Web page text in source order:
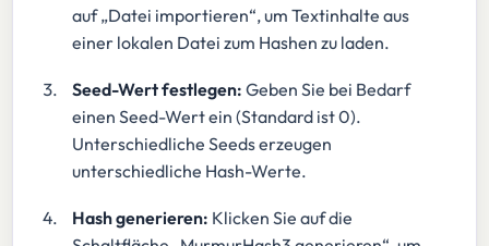
auf „Datei importieren“, um Textinhalte aus
einer lokalen Datei zum Hashen zu laden.
Seed-Wert festlegen: Geben Sie bei Bedarf
einen Seed-Wert ein (Standard ist 0).
Unterschiedliche Seeds erzeugen
unterschiedliche Hash-Werte.
Hash generieren: Klicken Sie auf die